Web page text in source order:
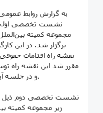
نشست تخصصی اول
مجموعه کمیته
برگزار شد. در این
نقشه راه اقدامات
مقرر شد این نقشه راه
و در جلسه آینده کارگروه، نهایی و مصوب شود.
زیر مجموعه کمیته